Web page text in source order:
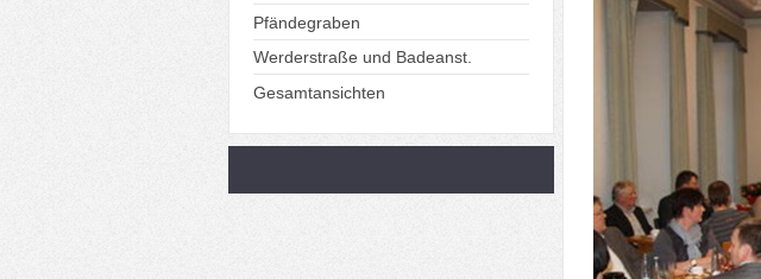
Pfändegraben
Werderstraße und Badeanst.
Gesamtansichten